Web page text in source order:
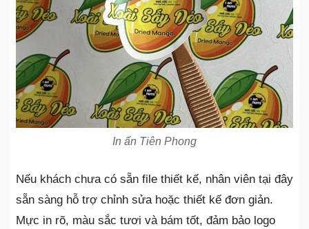
In ấn Tiên Phong
Nếu khách chưa có sẵn file thiết kế, nhân viên tại đây
sẵn sàng hỗ trợ chỉnh sửa hoặc thiết kế đơn giản.
Mực in rõ, màu sắc tươi và bám tốt, đảm bảo logo